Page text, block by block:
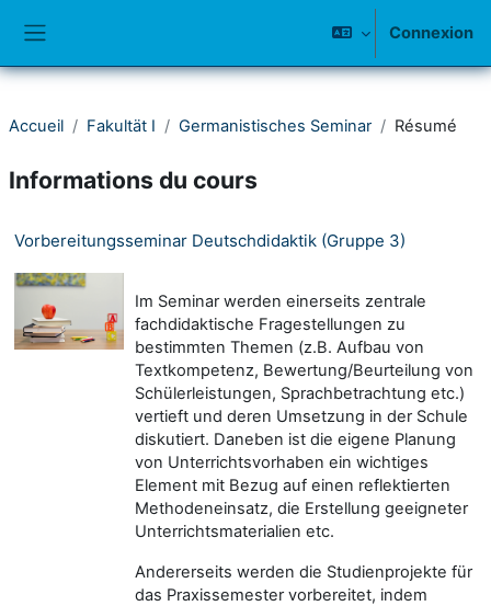
Connexion
Accueil Fakultät I Germanistisches Seminar Résumé
Informations du cours
Vorbereitungsseminar Deutschdidaktik (Gruppe 3)
Im Seminar werden einerseits zentrale
fachdidaktische Fragestellungen zu
bestimmten Themen (z.B. Aufbau von
Textkompetenz, Bewertung/Beurteilung von
Schülerleistungen, Sprachbetrachtung etc.)
vertieft und deren Umsetzung in der Schule
diskutiert. Daneben ist die eigene Planung
von Unterrichtsvorhaben ein wichtiges
Element mit Bezug auf einen reflektierten
Methodeneinsatz, die Erstellung geeigneter
Unterrichtsmaterialien etc.
Andererseits werden die Studienprojekte für
das Praxissemester vorbereitet, indem